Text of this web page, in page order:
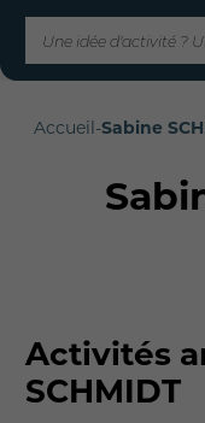
Accueil-Sabine
Activités
SCHMIDT